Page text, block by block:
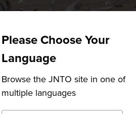
Please Choose Your
Language
Browse the JNTO site in one of
multiple languages
e todo o mundo
dadas ao longo da ponte
que a ponte traz boa sorte